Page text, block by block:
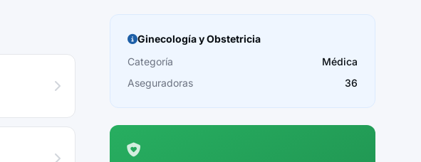
Ginecología y Obstetricia
Categoría
Médica
Aseguradoras
36